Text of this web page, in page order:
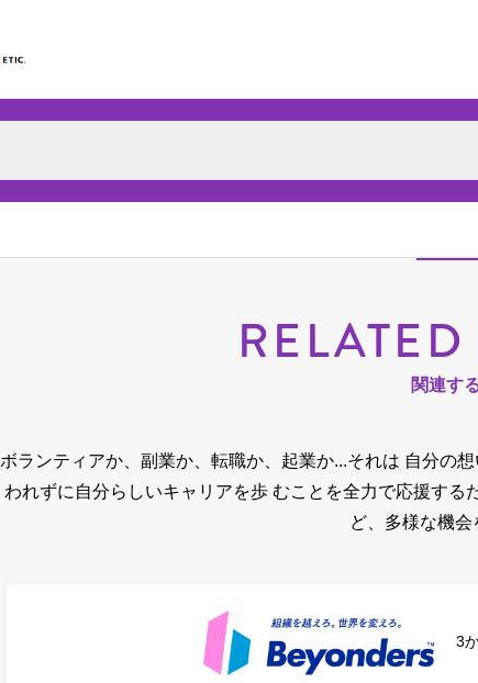
関連す
ボランティアか、副業か、転職か、起業か...それは 自分の
われずに自分らしいキャリアを歩 むことを全力で応援する
ど、多様な機会
3